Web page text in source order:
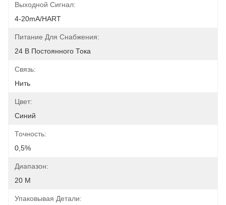
Выходной Сигнал:
4-20mA/HART
Питание Для Снабжения:
24 В Постоянного Тока
Связь:
Нить
Цвет:
Синий
Точность:
0,5%
Диапазон:
20 М
Упаковывая Детали: